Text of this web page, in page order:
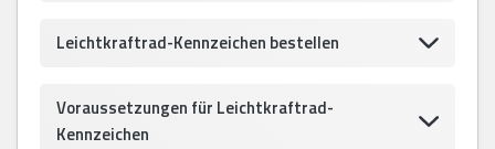
Leichtkraftrad-Kennzeichen bestellen
Voraussetzungen für Leichtkraftrad-
Kennzeichen